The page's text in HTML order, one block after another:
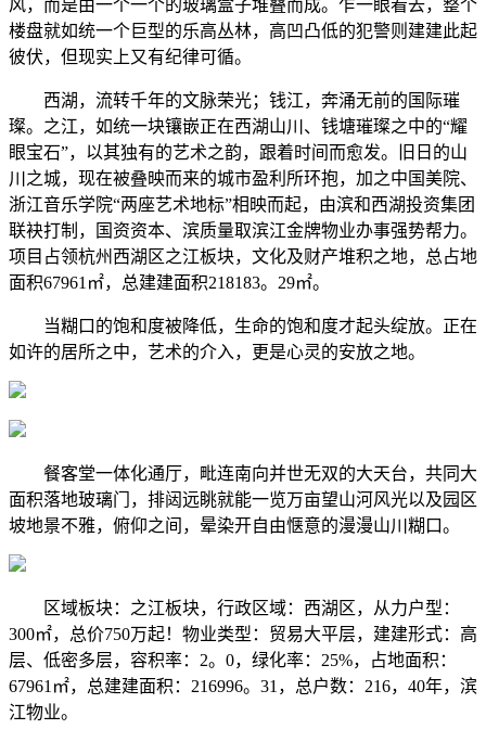
风，而是由一个一个的玻璃盒子堆叠而成。乍一眼看去，整个
楼盘就如统一个巨型的乐高丛林，高凹凸低的犯警则建建此起
彼伏，但现实上又有纪律可循。
西湖，流转千年的文脉荣光；钱江，奔涌无前的国际璀
璨。之江，如统一块镶嵌正在西湖山川、钱塘璀璨之中的“耀
眼宝石”，以其独有的艺术之韵，跟着时间而愈发。旧日的山
川之城，现在被叠映而来的城市盈利所环抱，加之中国美院、
浙江音乐学院“两座艺术地标”相映而起，由滨和西湖投资集团
联袂打制，国资资本、滨质量取滨江金牌物业办事强势帮力。
项目占领杭州西湖区之江板块，文化及财产堆积之地，总占地
面积67961㎡，总建建面积218183。29㎡。
当糊口的饱和度被降低，生命的饱和度才起头绽放。正在
如许的居所之中，艺术的介入，更是心灵的安放之地。
餐客堂一体化通厅，毗连南向并世无双的大天台，共同大
面积落地玻璃门，排闼远眺就能一览万亩望山河风光以及园区
坡地景不雅，俯仰之间，晕染开自由惬意的漫漫山川糊口。
区域板块：之江板块，行政区域：西湖区，从力户型：
300㎡，总价750万起！物业类型：贸易大平层，建建形式：高
层、低密多层，容积率：2。0，绿化率：25%，占地面积：
67961㎡，总建建面积：216996。31，总户数：216，40年，滨
江物业。